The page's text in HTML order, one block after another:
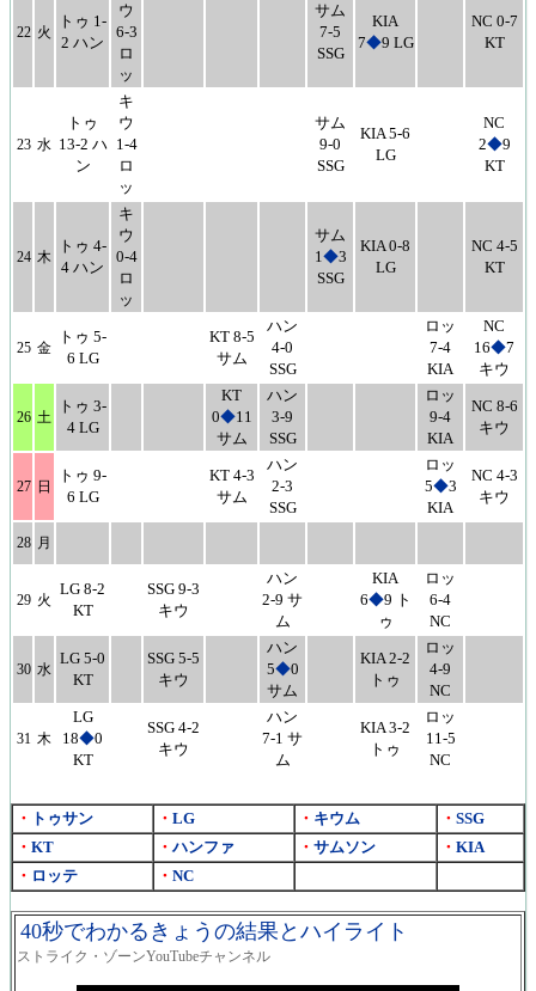
22 火
トゥ 1-
2 ハン
ウ
6-3
ロ
ッ
サム
7-5
SSG
KIA
7◆9 LG
NC 0-7
KT
23 水
トゥ
13-2 ハ
ン
キ
ウ
1-4
ロ
ッ
サム
9-0
SSG
KIA 5-6
LG
NC
2◆9
KT
24 木
トゥ 4-
4 ハン
キ
ウ
0-4
ロ
ッ
サム
1◆3
SSG
KIA 0-8
LG
NC 4-5
KT
25 金
トゥ 5-
6 LG
KT 8-5
サム
ハン
4-0
SSG
ロッ
7-4
KIA
NC
16◆7
キウ
26 土
トゥ 3-
4 LG
KT
0◆11
サム
ハン
3-9
SSG
ロッ
9-4
KIA
NC 8-6
キウ
27 日
トゥ 9-
6 LG
KT 4-3
サム
ハン
2-3
SSG
ロッ
5◆3
KIA
NC 4-3
キウ
28 月
29 火
LG 8-2
KT
SSG 9-3
キウ
ハン
2-9 サ
ム
KIA
6◆9 ト
ゥ
ロッ
6-4
NC
30 水
LG 5-0
KT
SSG 5-5
キウ
ハン
5◆0
サム
KIA 2-2
トゥ
ロッ
4-9
NC
31 木
LG
18◆0
KT
SSG 4-2
キウ
ハン
7-1 サ
ム
KIA 3-2
トゥ
ロッ
11-5
NC
・ トゥサン ・ LG ・ キウム ・ SSG
・ KT ・ ハンファ ・ サムソン ・ KIA
・ ロッテ ・ NC
40秒でわかるきょうの結果とハイライト
ストライク・ゾーンYouTubeチャンネル